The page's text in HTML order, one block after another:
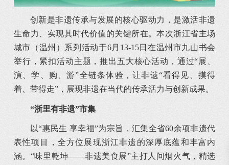
创新是非遗传承与发展的核心驱动力，是激活非遗
生命力、实现其时代价值的关键所在。本次浙江省主场
城市（温州）系列活动于6月13-15日在温州市九山书会
举行，紧扣活动主题，推出五大核心活动，通过“展、
演、学、购、游”全链条体验，让非遗“看得见、摸得
着、带得走”，展现非遗在当代的传承活力与创新成果。
“浙里有非遗”市集
以“惠民生 享幸福”为宗旨，汇集全省60余项非遗代
表性项目，全方位展现浙江非遗的深厚底蕴和丰富内
涵。“味里乾坤——非遗美食展”主打人间烟火气，精选